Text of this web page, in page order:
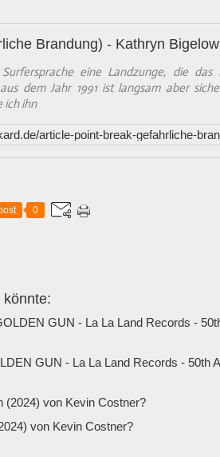
eine Landzunge, die das
dem Jahr 1991 ist langsam aber
ich ihn
0
könnte:
GUN - La La Land Records - 50th
von Kevin Costner?